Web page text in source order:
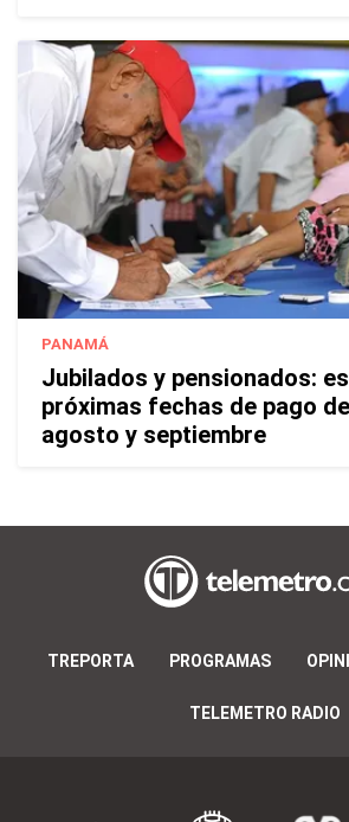
PANAMÁ
Jubilados y pensionados:
próximas fechas de pago
agosto y septiembre
TREPORTA PROGRAMAS
TELEMETRO RADIO